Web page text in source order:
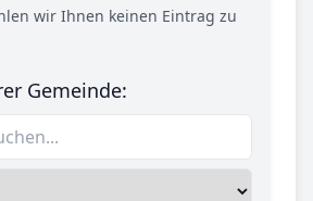
wir Ihnen keinen Eintrag zu
Gemeinde: